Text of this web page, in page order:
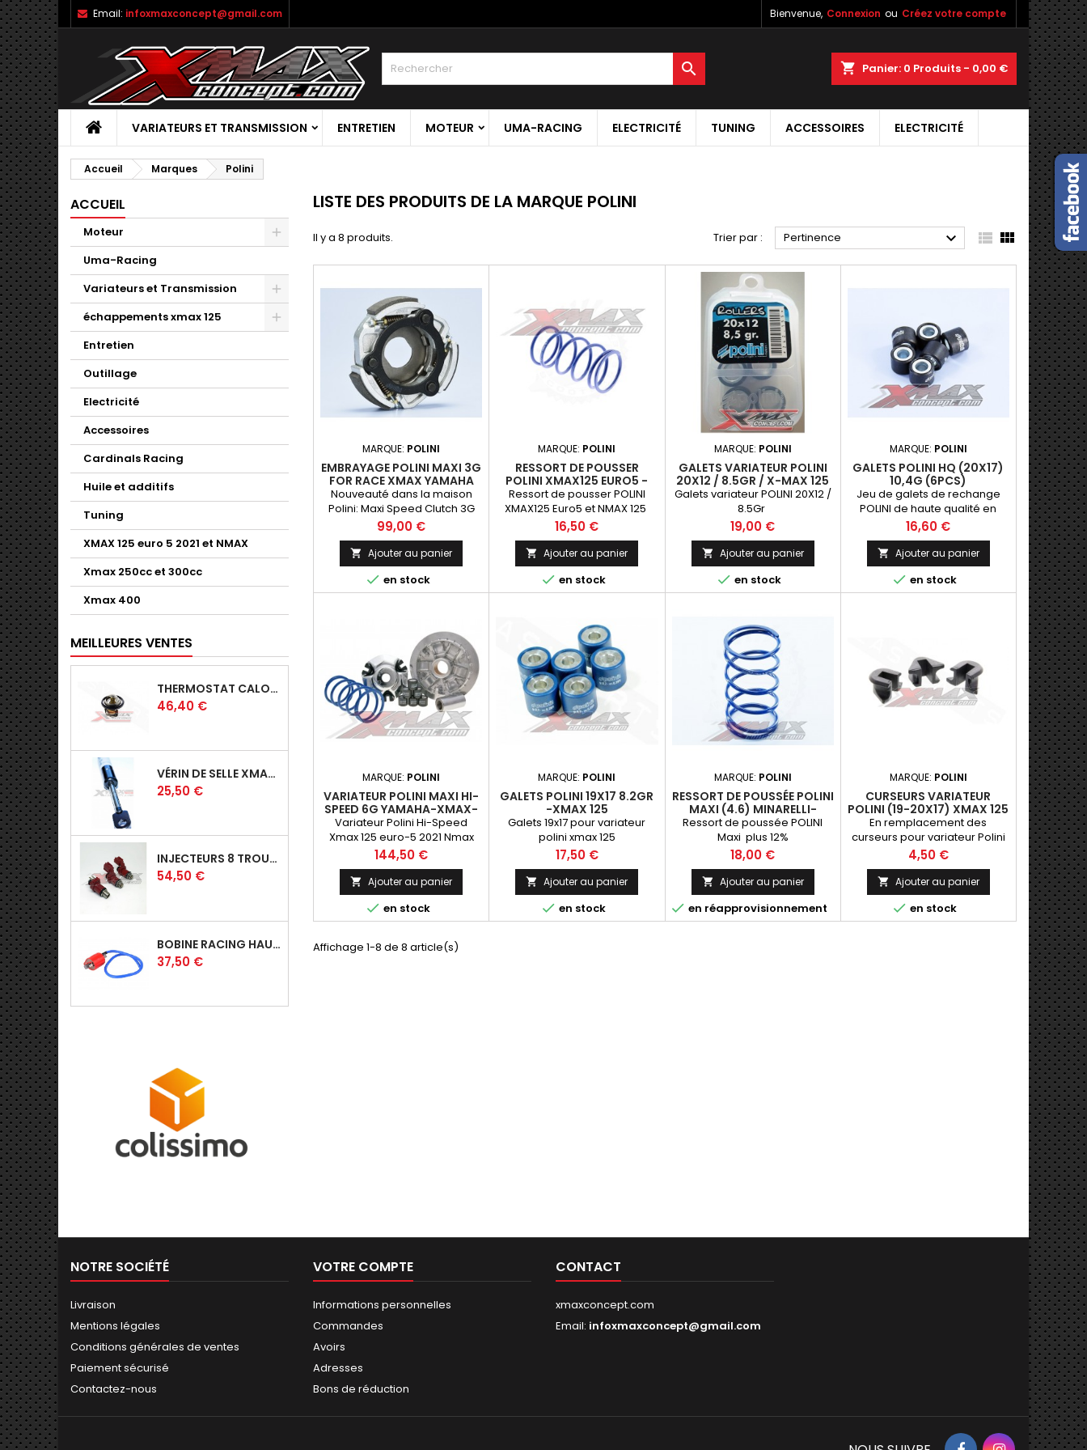
Email: infoxmaxconcept@gmail.com Bienvenue, Connexion ou Créez votre compte
shopping_cart Panier: 0 Produits - 0,00 €

VARIATEURS ET TRANSMISSION ENTRETIEN MOTEUR UMA-RACING ELECTRICITÉ TUNING ACCESSOIRES ELECTRICITÉ
Accueil Marques Polini
ACCUEIL
Moteur
Uma-Racing
Variateurs et Transmission
échappements xmax 125
Entretien
Outillage
Electricité
Accessoires
Cardinals Racing
Huile et additifs
Tuning
XMAX 125 euro 5 2021 et NMAX
Xmax 250cc et 300cc
Xmax 400
MEILLEURES VENTES
THERMOSTAT CALORSTAT ORIGINE YAMAHA X-MAX - SKYLINE 125-YZFR125
Prix
46,40 €
VÉRIN DE SELLE XMAX 125/250 06-09
Prix
25,50 €
INJECTEURS 8 TROUS POUR CYLINDRE 150CC - V1/V2/V3
Prix
54,50 €
BOBINE RACING HAUTE TENSION UMA-RACING
Prix
37,50 €
LISTE DES PRODUITS DE LA MARQUE POLINI
Il y a 8 produits. Trier par : Pertinence   
MARQUE: POLINI
EMBRAYAGE POLINI MAXI 3G
FOR RACE XMAX YAMAHA
125 4T Ø135
Nouveauté dans la maison
Polini: Maxi Speed Clutch 3G
For Race pour les maxi
scooters
Prix
99,00 €
 Ajouter au panier
 en stock
MARQUE: POLINI
RESSORT DE POUSSER
POLINI XMAX125 EURO5 -
NMAX 125
Ressort de pousser POLINI
XMAX125 Euro5 et NMAX 125
Prix
16,50 €
 Ajouter au panier
 en stock
MARQUE: POLINI
GALETS VARIATEUR POLINI
20X12 / 8.5GR / X-MAX 125
Galets variateur POLINI 20X12 /
8.5Gr
Prix
19,00 €
 Ajouter au panier
 en stock
MARQUE: POLINI
GALETS POLINI HQ (20X17)
10,4G (6PCS)
Jeu de galets de rechange
POLINI de haute qualité en
dimension 20x17mm. Ce jeu
permet d'effectuer de bons
réglages d'ajustement de la
variation et offre une meilleure
longévité par sa qualité
supérieure. Celui-ci est
Prix
16,60 €
 Ajouter au panier
 en stock
MARQUE: POLINI
VARIATEUR POLINI MAXI HI-
SPEED 6G YAMAHA-XMAX-
21ET NMAX 15-21
Variateur Polini Hi-Speed
Xmax 125 euro-5 2021 Nmax
125 Accélération exaltante et
une progression du moteur
éblouissante avec le variateur
Polini Maxi HI Speed étudié
exprès pour le scooter
Yamaha NMAX 125.
Prix
144,50 €
 Ajouter au panier
 en stock
MARQUE: POLINI
GALETS POLINI 19X17 8.2GR
-XMAX 125
Galets 19x17 pour variateur
polini xmax 125
Prix
17,50 €
 Ajouter au panier
 en stock
MARQUE: POLINI
RESSORT DE POUSSÉE POLINI
MAXI (4.6) MINARELLI-
YAMAHA XMAX 125I H2O 4T
Ressort de poussée POLINI
Maxi plus 12%
Prix
18,00 €
 Ajouter au panier
 en réapprovisionnement
MARQUE: POLINI
CURSEURS VARIATEUR
POLINI (19-20X17) XMAX 125
En remplacement des
curseurs pour variateur Polini
xmax 125 jusqu'a euro4
Prix
4,50 €
 Ajouter au panier
 en stock
Affichage 1-8 de 8 article(s)
NOTRE SOCIÉTÉ
Livraison
Mentions légales
Conditions générales de ventes
Paiement sécurisé
Contactez-nous
VOTRE COMPTE
Informations personnelles
Commandes
Avoirs
Adresses
Bons de réduction
CONTACT
xmaxconcept.com
Email: infoxmaxconcept@gmail.com